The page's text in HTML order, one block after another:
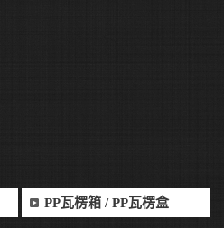
PP瓦楞箱 / PP瓦楞盒